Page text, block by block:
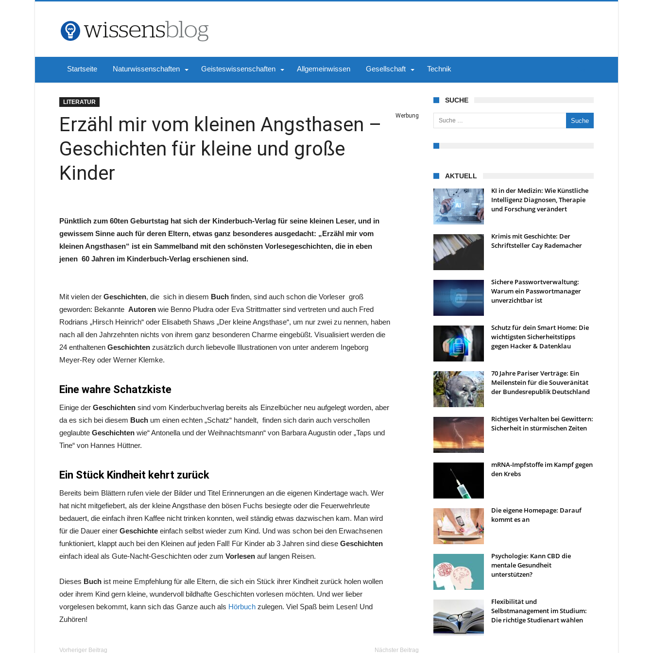
Startseite Naturwissenschaften Geisteswissenschaften Allgemeinwissen Gesellschaft Technik
LITERATUR
Erzähl mir vom kleinen Angsthasen –
Geschichten für kleine und große
Kinder
Werbung
Pünktlich zum 60ten Geburtstag hat sich der Kinderbuch-Verlag für seine kleinen Leser, und in
gewissem Sinne auch für deren Eltern, etwas ganz besonderes ausgedacht: „Erzähl mir vom
kleinen Angsthasen“ ist ein Sammelband mit den schönsten Vorlesegeschichten, die in eben
jenen 60 Jahren im Kinderbuch-Verlag erschienen sind.
Mit vielen der Geschichten, die sich in diesem Buch finden, sind auch schon die Vorleser groß
geworden: Bekannte Autoren wie Benno Pludra oder Eva Strittmatter sind vertreten und auch Fred
Rodrians „Hirsch Heinrich“ oder Elisabeth Shaws „Der kleine Angsthase“, um nur zwei zu nennen, haben
nach all den Jahrzehnten nichts von ihrem ganz besonderen Charme eingebüßt. Visualisiert werden die
24 enthaltenen Geschichten zusätzlich durch liebevolle Illustrationen von unter anderem Ingeborg
Meyer-Rey oder Werner Klemke.
Eine wahre Schatzkiste
Einige der Geschichten sind vom Kinderbuchverlag bereits als Einzelbücher neu aufgelegt worden, aber
da es sich bei diesem Buch um einen echten „Schatz“ handelt, finden sich darin auch verschollen
geglaubte Geschichten wie“ Antonella und der Weihnachtsmann“ von Barbara Augustin oder „Taps und
Tine“ von Hannes Hüttner.
Ein Stück Kindheit kehrt zurück
Bereits beim Blättern rufen viele der Bilder und Titel Erinnerungen an die eigenen Kindertage wach. Wer
hat nicht mitgefiebert, als der kleine Angsthase den bösen Fuchs besiegte oder die Feuerwehrleute
bedauert, die einfach ihren Kaffee nicht trinken konnten, weil ständig etwas dazwischen kam. Man wird
für die Dauer einer Geschichte einfach selbst wieder zum Kind. Und was schon bei den Erwachsenen
funktioniert, klappt auch bei den Kleinen auf jeden Fall! Für Kinder ab 3 Jahren sind diese Geschichten
einfach ideal als Gute-Nacht-Geschichten oder zum Vorlesen auf langen Reisen.
Dieses Buch ist meine Empfehlung für alle Eltern, die sich ein Stück ihrer Kindheit zurück holen wollen
oder ihrem Kind gern kleine, wundervoll bildhafte Geschichten vorlesen möchten. Und wer lieber
vorgelesen bekommt, kann sich das Ganze auch als Hörbuch zulegen. Viel Spaß beim Lesen! Und
Zuhören!
Vorheriger Beitrag Nächster Beitrag
SUCHE
Suche nach:
AKTUELL
KI in der Medizin: Wie Künstliche
Intelligenz Diagnosen, Therapie
und Forschung verändert
Krimis mit Geschichte: Der
Schriftsteller Cay Rademacher
Sichere Passwortverwaltung:
Warum ein Passwortmanager
unverzichtbar ist
Schutz für dein Smart Home: Die
wichtigsten Sicherheitstipps
gegen Hacker & Datenklau
70 Jahre Pariser Verträge: Ein
Meilenstein für die Souveränität
der Bundesrepublik Deutschland
Richtiges Verhalten bei Gewittern:
Sicherheit in stürmischen Zeiten
mRNA-Impfstoffe im Kampf gegen
den Krebs
Die eigene Homepage: Darauf
kommt es an
Psychologie: Kann CBD die
mentale Gesundheit
unterstützen?
Flexibilität und
Selbstmanagement im Studium:
Die richtige Studienart wählen